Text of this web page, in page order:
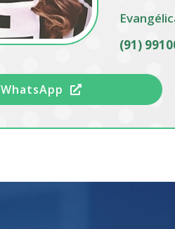
(91)
WhatsApp